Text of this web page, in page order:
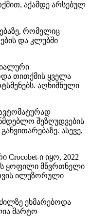
აქამდე არსებულ
რომელიც
და კლუბში
თითქმის ყველა
აღნიშნული
ავტომატურად
შეზღუდვების
ასევე,
ი იყო, 2022
ყოფილი მწვრთნელი
ილუზორული
ეხმარებოდა
მარტო